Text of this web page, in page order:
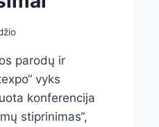
parodų ir
vyks
konferencija
stiprinimas“,